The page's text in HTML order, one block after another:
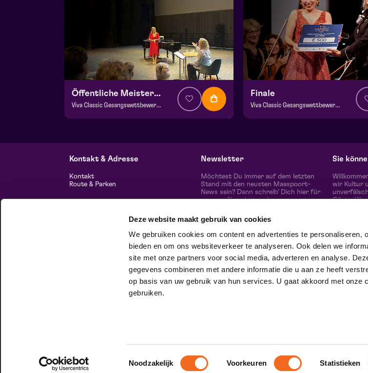
Deze website maakt gebruik van cookies
We gebruiken cookies om content en advertenties te personaliseren,
bieden en om ons websiteverkeer te analyseren. Ook delen we
site met onze partners voor social media, adverteren en analyse.
gegevens combineren met andere informatie die u aan ze heeft
op basis van uw gebruik van hun services. U gaat akkoord met onze
gebruiken.
Toestemmingsselectie
Noodzakelijk Voorkeuren Statistieken
Öffentliche Meisterklasse
Viva Classic Gesangswettbewerb 2026
za 29 augustus 2026 | 14:00
Finale
Viva Classic Gesangswettbewerb 2026
zo 30 augustus 2026 | 15:30
Kontakt & Adresse
Kontakt
Route & Parken
Nachhaltiges Unternehmen
hausgesellschaft
Im Club Lam können Sie ganz Sie
selbst sein. Willst du mehr wissen?
Newsletter
Möchtest Du immer auf dem letzten
Stand mit den neusten Maaspoort-
News sein? Dann schreib' Dich hier für
unseren Newsletter ein.
Folge uns auf
Sie
wir Kultur
Gäste,
Gewinner
Kategorie
Identität.
© 2026 Maaspoort |Website by Itix